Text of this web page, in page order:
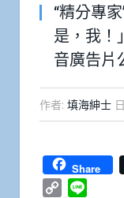
“精分專
是，我！
音廣告片
作者: 填海紳士
Share
Copy